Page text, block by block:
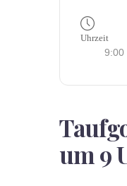
Uhrzeit
9:00
um 9